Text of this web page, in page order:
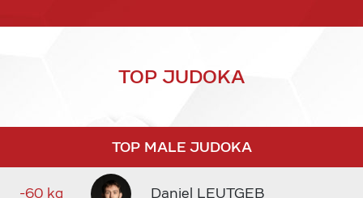
TOP JUDOKA
TOP MALE JUDOKA
-60 kg Daniel LEUTGEB